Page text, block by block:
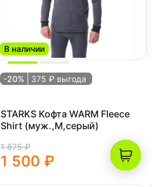
В наличии
-20% 375 ₽ выгода
STARKS Кофта WARM Fleece
Shirt (муж.,M,серый)
1 875 ₽
1 500 ₽